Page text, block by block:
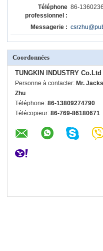
Téléphone
professionnel :
86-
Messagerie :
Coordonnées
TUNGKIN INDUSTRY Co.Ltd
Personne à contacter: Mr.
Zhu
Téléphone: 86-13809274790
Télécopieur: 86-769-86180671